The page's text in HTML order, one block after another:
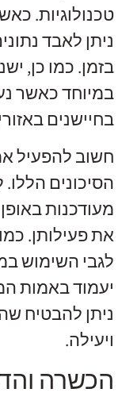
טכנולוגיות.
ניתן לאבד
בזמן. כמו כן,
במיוחד כאשר
בחיישנים
חשוב להפעיל
הסיכונים
מעודכנות
את פעילותן.
לגבי השימוש
יעמוד באמות
ניתן להבטיח
ויעילה.
הכשרה